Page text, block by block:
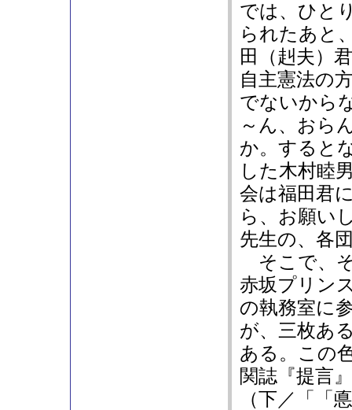
では、ひと
られたあと
田（赳夫）
自主憲法の
でないから
～ん、おら
か。すると
した木村睦
会は福田君
ら、お願い
先生の、各
そこで、
赤坂プリン
の執務室に
が、三枚あ
ある。この
関誌『提言
（下／「「